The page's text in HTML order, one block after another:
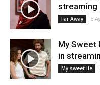
streaming
Far Away 6
My Sweet
in
My sweet lie